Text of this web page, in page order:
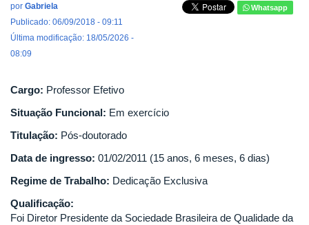
por Gabriela
Publicado: 06/09/2018 - 09:11
Última modificação: 18/05/2026 -
08:09
Whatsapp
Cargo: Professor Efetivo
Situação Funcional: Em exercício
Titulação: Pós-doutorado
Data de ingresso: 01/02/2011 (15 anos, 6 meses, 6 dias)
Regime de Trabalho: Dedicação Exclusiva
Qualificação:
Foi Diretor Presidente da Sociedade Brasileira de Qualidade da